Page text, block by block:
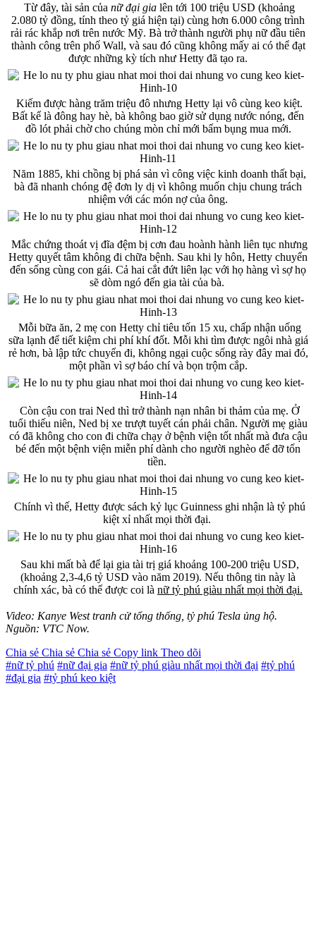
Từ đây, tài sản của nữ đại gia lên tới 100 triệu USD (khoảng
2.080 tỷ đồng, tính theo tỷ giá hiện tại) cùng hơn 6.000 công trình
rải rác khắp nơi trên nước Mỹ. Bà trở thành người phụ nữ đầu tiên
thành công trên phố Wall, và sau đó cũng không mấy ai có thể đạt
được những kỳ tích như Hetty đã tạo ra.
Kiếm được hàng trăm triệu đô nhưng Hetty lại vô cùng keo kiệt.
Bất kể là đông hay hè, bà không bao giờ sử dụng nước nóng, đến
đồ lót phải chờ cho chúng mòn chỉ mới bấm bụng mua mới.
Năm 1885, khi chồng bị phá sản vì công việc kinh doanh thất bại,
bà đã nhanh chóng đệ đơn ly dị vì không muốn chịu chung trách
nhiệm với các món nợ của ông.
Mắc chứng thoát vị đĩa đệm bị cơn đau hoành hành liên tục nhưng
Hetty quyết tâm không đi chữa bệnh. Sau khi ly hôn, Hetty chuyển
đến sống cùng con gái. Cả hai cắt đứt liên lạc với họ hàng vì sợ họ
sẽ dòm ngó đến gia tài của bà.
Mỗi bữa ăn, 2 mẹ con Hetty chỉ tiêu tốn 15 xu, chấp nhận uống
sữa lạnh để tiết kiệm chi phí khí đốt. Mỗi khi tìm được ngôi nhà giá
rẻ hơn, bà lập tức chuyển đi, không ngại cuộc sống rày đây mai đó,
một phần vì sợ báo chí và bọn trộm cắp.
Còn cậu con trai Ned thì trở thành nạn nhân bi thảm của mẹ. Ở
tuổi thiếu niên, Ned bị xe trượt tuyết cán phải chân. Người mẹ giàu
có đã không cho con đi chữa chạy ở bệnh viện tốt nhất mà đưa cậu
bé đến một bệnh viện miễn phí dành cho người nghèo để đỡ tốn
tiền.
Chính vì thế, Hetty được sách kỷ lục Guinness ghi nhận là tỷ phú
kiệt xỉ nhất mọi thời đại.
Sau khi mất bà để lại gia tài trị giá khoảng 100-200 triệu USD,
(khoảng 2,3-4,6 tỷ USD vào năm 2019). Nếu thông tin này là
chính xác, bà có thể được coi là nữ tỷ phú giàu nhất mọi thời đại.
Video: Kanye West tranh cử tổng thống, tỷ phú Tesla ủng hộ.
Nguồn: VTC Now.
Chia sẻ Chia sẻ Chia sẻ Copy link Theo dõi
#nữ tỷ phú #nữ đại gia #nữ tỷ phú giàu nhất mọi thời đại #tỷ phú
#đại gia #tỷ phú keo kiệt